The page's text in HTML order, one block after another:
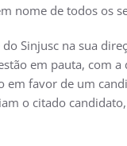
nome de todos os
Sinjusc na sua
em pauta, com
favor de um
o citado